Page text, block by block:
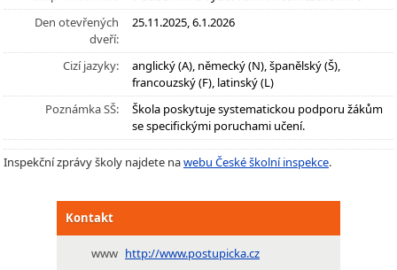
Den otevřených
dveří:
25.11.2025, 6.1.2026
Cizí jazyky:
anglický (A), německý (N), španělský (Š),
francouzský (F), latinský (L)
Poznámka SŠ:
Škola poskytuje systematickou podporu žákům
se specifickými poruchami učení.
Inspekční zprávy školy najdete nawebu České školní inspekce.
Kontakt
www http://www.postupicka.cz